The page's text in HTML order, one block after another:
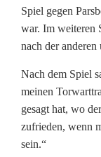
Spiel gegen
war. Im weiteren
nach der
Nach dem Spiel
meinen
gesagt hat, wo
zufrieden, wenn
sein.“